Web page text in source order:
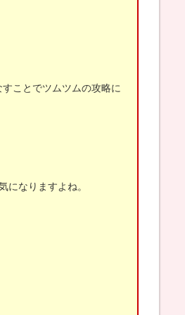
ことでツムツムの攻略に
になりますよね。